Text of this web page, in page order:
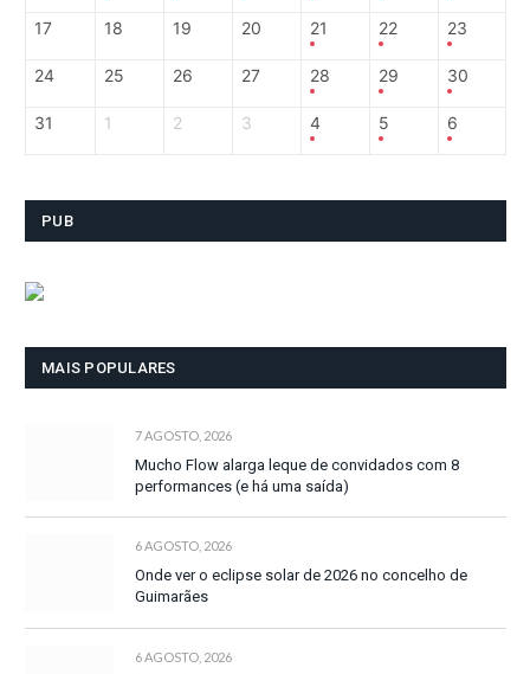
17 18 19 20 21 22 23
24 25 26 27 28 29 30
31 1 2 3 4 5 6
PUB
MAIS POPULARES
7 AGOSTO, 2026
Mucho Flow alarga leque de convidados com 8
performances (e há uma saída)
6 AGOSTO, 2026
Onde ver o eclipse solar de 2026 no concelho de
Guimarães
6 AGOSTO, 2026